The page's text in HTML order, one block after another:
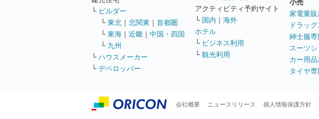
└ ビルダー
└ 東北 ｜ 北関東 ｜ 首都圏
└ 東海 ｜ 近畿 ｜ 中国・四国
└ 九州
└ ハウスメーカー
└ デベロッパー
アクティビティ予約サイト
└ 国内 ｜ 海外
ホテル
└ ビジネス利用
└ 観光利用
小売
家電量販
ドラッ
紳士服専
スーツ
カー用品
タイヤ
会社概要 ニュースリリース 個人情報保護方針